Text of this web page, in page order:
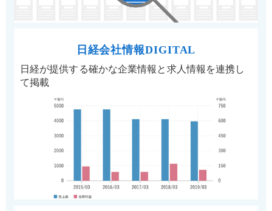
日経会社情報DIGITAL
日経が提供する確かな企業情報と求人情報を連携し
て掲載